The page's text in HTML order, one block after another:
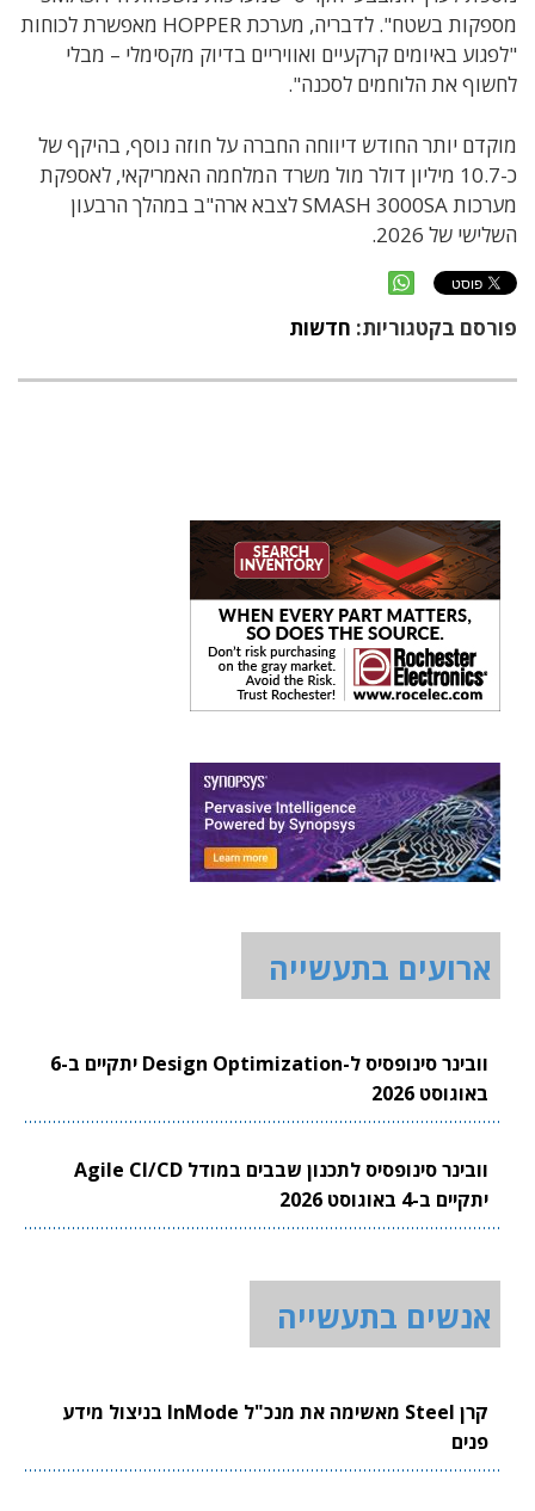
מספקות בשטח". לדבריה, מערכת HOPPER מאפשרת לכוחות
"לפגוע באיומים קרקעיים ואוויריים בדיוק מקסימלי – מבלי
לחשוף את הלוחמים לסכנה".
מוקדם יותר החודש דיווחה החברה על חוזה נוסף, בהיקף של
כ-10.7 מיליון דולר מול משרד המלחמה האמריקאי, לאספקת
מערכות SMASH 3000SA לצבא ארה"ב במהלך הרבעון
השלישי של 2026.
פורסם בקטגוריות: חדשות
ארועים בתעשייה
וובינר סינופסיס ל-Design Optimization יתקיים ב-6
באוגוסט 2026
וובינר סינופסיס לתכנון שבבים במודל Agile CI/CD
יתקיים ב-4 באוגוסט 2026
אנשים בתעשייה
קרן Steel מאשימה את מנכ"ל InMode בניצול מידע
פנים